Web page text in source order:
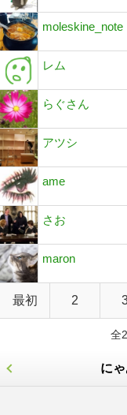
moleskine_note
レム
らぐさん
アツシ
ame
さお
maron
最初 2
全
に